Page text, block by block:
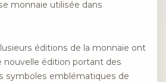
monnaie utilisée dans
éditions de la monnaie ont
nouvelle édition portant des
symboles emblématiques de